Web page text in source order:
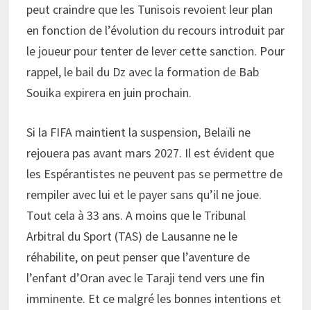
peut craindre que les Tunisois revoient leur plan
en fonction de l’évolution du recours introduit par
le joueur pour tenter de lever cette sanction. Pour
rappel, le bail du Dz avec la formation de Bab
Souika expirera en juin prochain.
Si la FIFA maintient la suspension, Belaïli ne
rejouera pas avant mars 2027. Il est évident que
les Espérantistes ne peuvent pas se permettre de
rempiler avec lui et le payer sans qu’il ne joue.
Tout cela à 33 ans. A moins que le Tribunal
Arbitral du Sport (TAS) de Lausanne ne le
réhabilite, on peut penser que l’aventure de
l’enfant d’Oran avec le Taraji tend vers une fin
imminente. Et ce malgré les bonnes intentions et